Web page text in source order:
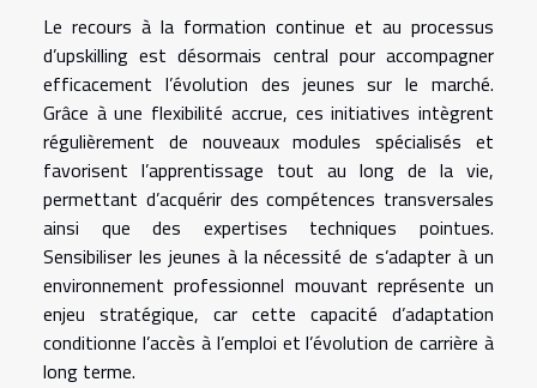
Le recours à la formation continue et au processus
d’upskilling est désormais central pour accompagner
efficacement l’évolution des jeunes sur le marché.
Grâce à une flexibilité accrue, ces initiatives intègrent
régulièrement de nouveaux modules spécialisés et
favorisent l’apprentissage tout au long de la vie,
permettant d’acquérir des compétences transversales
ainsi que des expertises techniques pointues.
Sensibiliser les jeunes à la nécessité de s’adapter à un
environnement professionnel mouvant représente un
enjeu stratégique, car cette capacité d’adaptation
conditionne l’accès à l’emploi et l’évolution de carrière à
long terme.